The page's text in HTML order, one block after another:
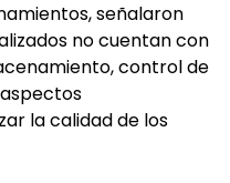
señalaron
no cuentan con
control de
la calidad de los